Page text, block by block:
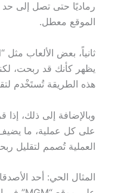
الموقع معطل.
يظهر كأنك قد ربحت،
هذه الطريقة تُستَخْدم
العملية تُصمم لتقليل